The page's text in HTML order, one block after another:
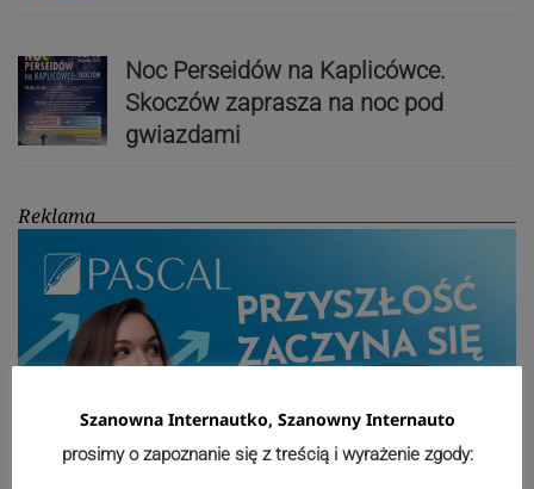
Noc Perseidów na Kaplicówce.
Skoczów zaprasza na noc pod
gwiazdami
Reklama
Szanowna Internautko, Szanowny Internauto
prosimy o zapoznanie się z treścią i wyrażenie zgody: